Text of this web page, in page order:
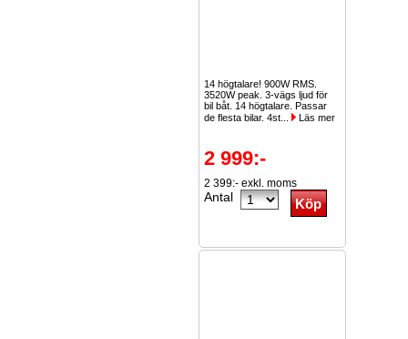
14 högtalare! 900W RMS.
3520W peak. 3-vägs ljud för
bil båt. 14 högtalare. Passar
de flesta bilar. 4st...
Läs mer
2 999:-
2 399:- exkl. moms
Antal